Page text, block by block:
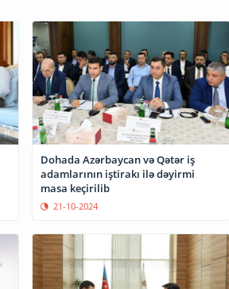
Dohada Azərbaycan və Qətər iş
adamlarının iştirakı ilə dəyirmi
masa keçirilib
21-10-2024